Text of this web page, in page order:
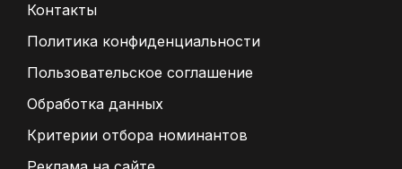
Контакты
Политика конфиденциальности
Пользовательское соглашение
Обработка данных
Критерии отбора номинантов